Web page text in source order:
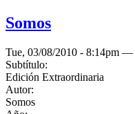
Somos
Tue, 03/08/2010 - 8:14pm —
Subtítulo:
Edición Extraordinaria
Autor:
Somos